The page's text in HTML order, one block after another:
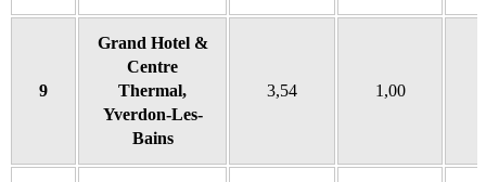
9
Grand Hotel &
Centre
Thermal,
Yverdon-Les-
Bains
3,54 1,00